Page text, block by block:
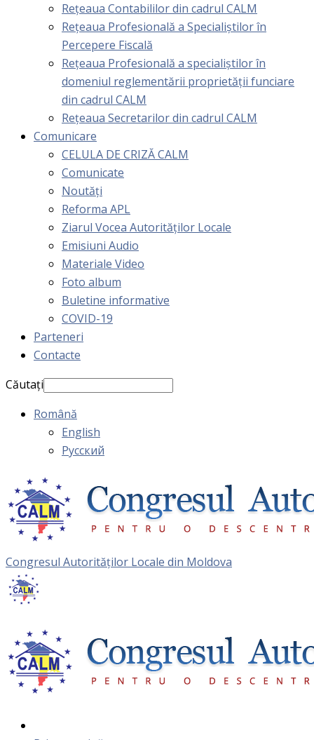
Rețeaua Contabililor din cadrul CALM
Rețeaua Profesională a Specialiștilor în
Percepere Fiscală
Reţeaua Profesională a specialiştilor în
domeniul reglementării proprietăţii funciare
din cadrul CALM
Rețeaua Secretarilor din cadrul CALM
Comunicare
CELULA DE CRIZĂ CALM
Comunicate
Noutăți
Reforma APL
Ziarul Vocea Autorităților Locale
Emisiuni Audio
Materiale Video
Foto album
Buletine informative
COVID-19
Parteneri
Contacte
Căutați
Română
English
Русский
Congresul Autorităţilor Locale din Moldova